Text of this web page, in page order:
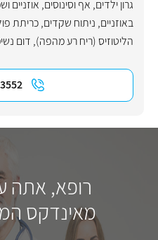
גרון ילדים, אף וסינוסים, אוזניים
באוזניים, ניתוח שקדים,כריתת
הליטוזיס (ריח רע מהפה), דום
רופא, אתה
מאינדקס